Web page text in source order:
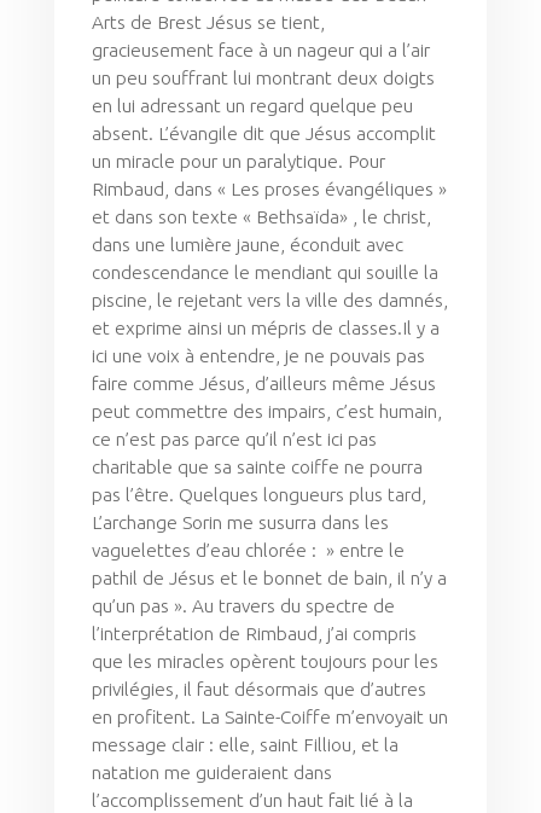
Arts de Brest Jésus se tient,
gracieusement face à un nageur qui a l’air
un peu souffrant lui montrant deux doigts
en lui adressant un regard quelque peu
absent. L’évangile dit que Jésus accomplit
un miracle pour un paralytique. Pour
Rimbaud, dans « Les proses évangéliques »
et dans son texte « Bethsaïda» , le christ,
dans une lumière jaune, éconduit avec
condescendance le mendiant qui souille la
piscine, le rejetant vers la ville des damnés,
et exprime ainsi un mépris de classes.Il y a
ici une voix à entendre, je ne pouvais pas
faire comme Jésus, d’ailleurs même Jésus
peut commettre des impairs, c’est humain,
ce n’est pas parce qu’il n’est ici pas
charitable que sa sainte coiffe ne pourra
pas l’être. Quelques longueurs plus tard,
L’archange Sorin me susurra dans les
vaguelettes d’eau chlorée : » entre le
pathil de Jésus et le bonnet de bain, il n’y a
qu’un pas ». Au travers du spectre de
l’interprétation de Rimbaud, j’ai compris
que les miracles opèrent toujours pour les
privilégies, il faut désormais que d’autres
en profitent. La Sainte-Coiffe m’envoyait un
message clair : elle, saint Filliou, et la
natation me guideraient dans
l’accomplissement d’un haut fait lié à la